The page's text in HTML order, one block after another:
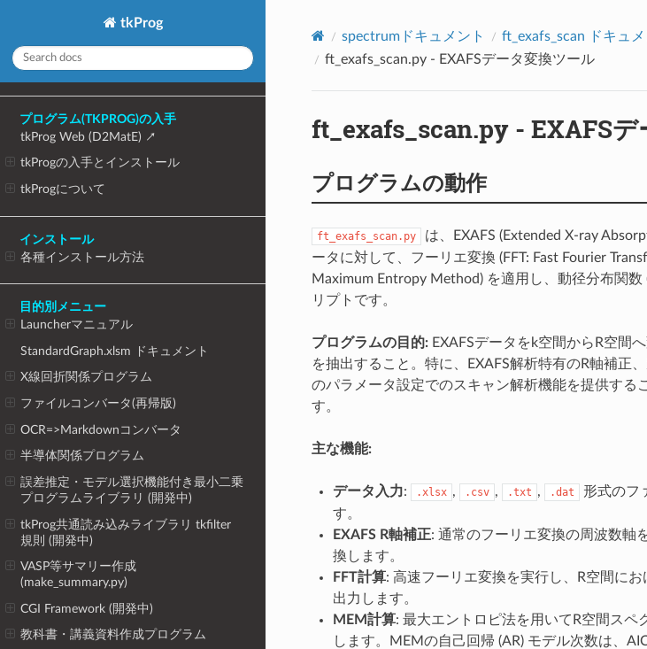
tkProg
プログラム(TKPROG)の入手
tkProg Web (D2MatE)
tkProgの入手とインストール
tkProgについて
インストール
各種インストール方法
目的別メニュー
Launcherマニュアル
StandardGraph.xlsm ドキュメント
X線回折関係プログラム
ファイルコンバータ(再帰版)
OCR=>Markdownコンバータ
半導体関係プログラム
誤差推定・モデル選択機能付き最小二乗
プログラムライブラリ (開発中)
tkProg共通読み込みライブラリ tkfilter
規則 (開発中)
VASP等サマリー作成
(make_summary.py)
CGI Framework (開発中)
教科書・講義資料作成プログラム
spectrumドキュメント
ft_exafs_scan ドキュメ
ft_exafs_scan.py - EXAFSデータ変換ツール
ft_exafs_scan.py - EXAFSデ
プログラムの動作
ft_exafs_scan.py
は、EXAFS (Extended X-ray
ータに対して、フーリエ変換 (FFT: Fast Fourier
Maximum Entropy Method) を適用し、動径分布関
リプトです。
プログラムの目的:EXAFSデータをk空間からR空間
を抽出すること。特に、EXAFS解析特有のR軸補正
のパラメータ設定でのスキャン解析機能を提供する
す。
主な機能:
データ入力: .xlsx , .csv , .txt , .dat
形式のフ
す。
EXAFS R軸補正: 通常のフーリエ変換の周波数軸
換します。
FFT計算: 高速フーリエ変換を実行し、R空間に
出力します。
MEM計算: 最大エントロピ法を用いてR空間スペ
します。MEMの自己回帰 (AR) モデル次数は、